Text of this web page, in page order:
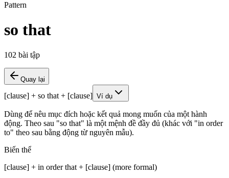
Pattern
so that
102 bài tập
Quay lại
[clause] + so that + [clause] Ví dụ
Dùng để nêu mục đích hoặc kết quả mong muốn của một hành
động. Theo sau "so that" là một mệnh đề đầy đủ (khác với "in order
to" theo sau bằng động từ nguyên mẫu).
Biến thể
[clause] + in order that + [clause] (more formal)